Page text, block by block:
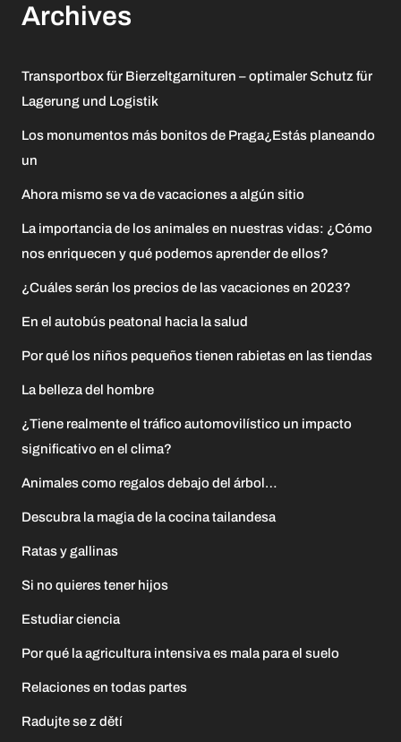
Archives
Transportbox für Bierzeltgarnituren – optimaler Schutz für
Lagerung und Logistik
Los monumentos más bonitos de Praga¿Estás planeando
un
Ahora mismo se va de vacaciones a algún sitio
La importancia de los animales en nuestras vidas: ¿Cómo
nos enriquecen y qué podemos aprender de ellos?
¿Cuáles serán los precios de las vacaciones en 2023?
En el autobús peatonal hacia la salud
Por qué los niños pequeños tienen rabietas en las tiendas
La belleza del hombre
¿Tiene realmente el tráfico automovilístico un impacto
significativo en el clima?
Animales como regalos debajo del árbol…
Descubra la magia de la cocina tailandesa
Ratas y gallinas
Si no quieres tener hijos
Estudiar ciencia
Por qué la agricultura intensiva es mala para el suelo
Relaciones en todas partes
Radujte se z dětí